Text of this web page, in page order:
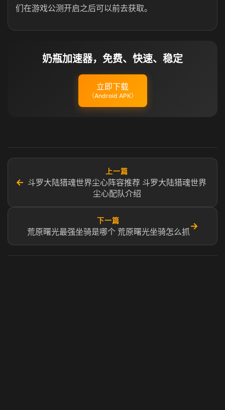
们在游戏公测开启之后可以前去获取。
奶瓶加速器，免费、快速、稳定
立即下载
（Android APK）
←
上一篇
斗罗大陆猎魂世界尘心阵容推荐 斗罗大陆猎魂世界
尘心配队介绍
下一篇
荒原曙光最强坐骑是哪个 荒原曙光坐骑怎么抓
→